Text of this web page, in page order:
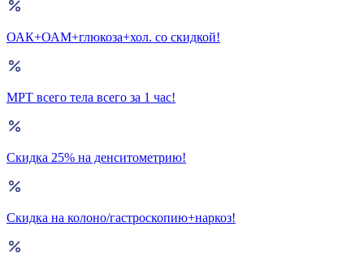
ОАК+ОАМ+глюкоза+хол. со скидкой!
МРТ всего тела всего за 1 час!
Скидка 25% на денситометрию!
Скидка на колоно/гастроскопию+наркоз!